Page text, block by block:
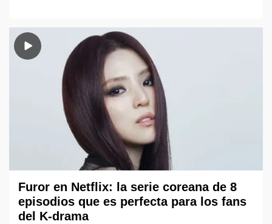
Furor en Netflix: la serie coreana de 8
episodios que es perfecta para los fans
del K-drama